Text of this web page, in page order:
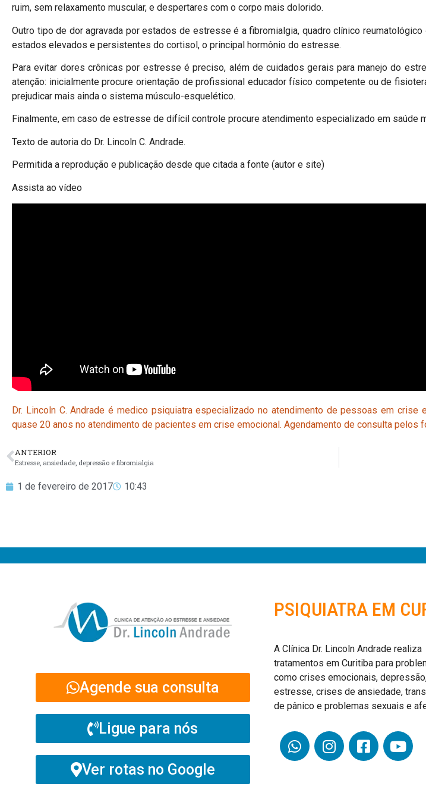
ruim, sem relaxamento muscular, e despertares com o corpo mais dolorido.
Outro tipo de dor agravada por estados de estresse é a fibromialgia, quadro clínico
estados elevados e persistentes do cortisol, o principal hormônio do estresse.
Para evitar dores crônicas por estresse é preciso, além de cuidados gerais para manejo do
atenção: inicialmente procure orientação de profissional educador físico competente ou de
prejudicar mais ainda o sistema músculo-esquelético.
Finalmente, em caso de estresse de difícil controle procure atendimento especializado em saúde
Texto de autoria do Dr. Lincoln C. Andrade.
Permitida a reprodução e publicação desde que citada a fonte (autor e site)
Assista ao vídeo
Dr. Lincoln C. Andrade é medico psiquiatra especializado no atendimento de pessoas em crise
quase 20 anos no atendimento de pacientes em crise emocional. Agendamento de consulta pelos
ANTERIOR
Estresse, ansiedade, depressão e fibromialgia
1 de fevereiro de 2017 10:43
Agende sua consulta
Ligue para nós
Ver rotas no Google
PSIQUIATRA EM
A Clínica Dr. Lincoln Andrade realiza
tratamentos em Curitiba para
como crises emocionais,
estresse, crises de ansiedade,
de pânico e problemas sexuais e